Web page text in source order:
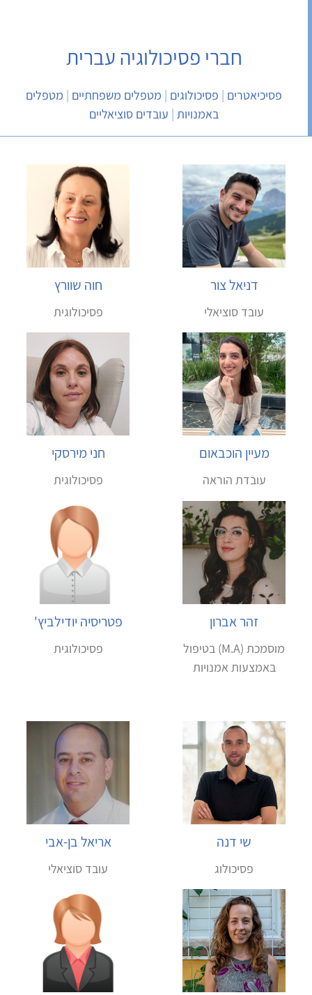
חברי פסיכולוגיה עברית
פסיכיאטרים | פסיכולוגים | מטפלים משפחתיים | מטפלים
באמנויות | עובדים סוציאליים
דניאל צור
עובד סוציאלי
חוה שוורץ
פסיכולוגית
מעיין הוכבאום
עובדת הוראה
חני מירסקי
פסיכולוגית
זהר אברון
מוסמכת (M.A) בטיפול
באמצעות אמנויות
פטריסיה יודילביץ'
פסיכולוגית
שי דנה
פסיכולוג
אריאל בן-אבי
עובד סוציאלי